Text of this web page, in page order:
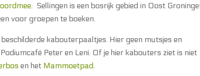
. Sellingen is een bosrijk gebied in Oost
voor groepen te boeken.
kabouterpaaltjes. Hier geen mutsjes en
Peter en Leni. Of je hier kabouters ziet is niet
en het Mammoetpad.